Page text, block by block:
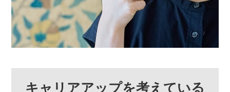
キャリアアップを考えている